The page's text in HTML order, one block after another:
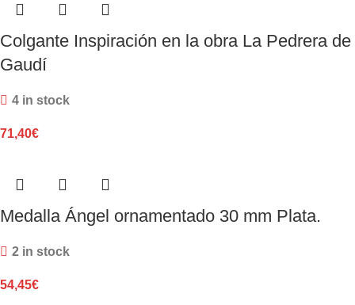
Colgante Inspiración en la obra La Pedrera de
Gaudí
4 in stock
71,40€
Medalla Ángel ornamentado 30 mm Plata.
2 in stock
54,45€